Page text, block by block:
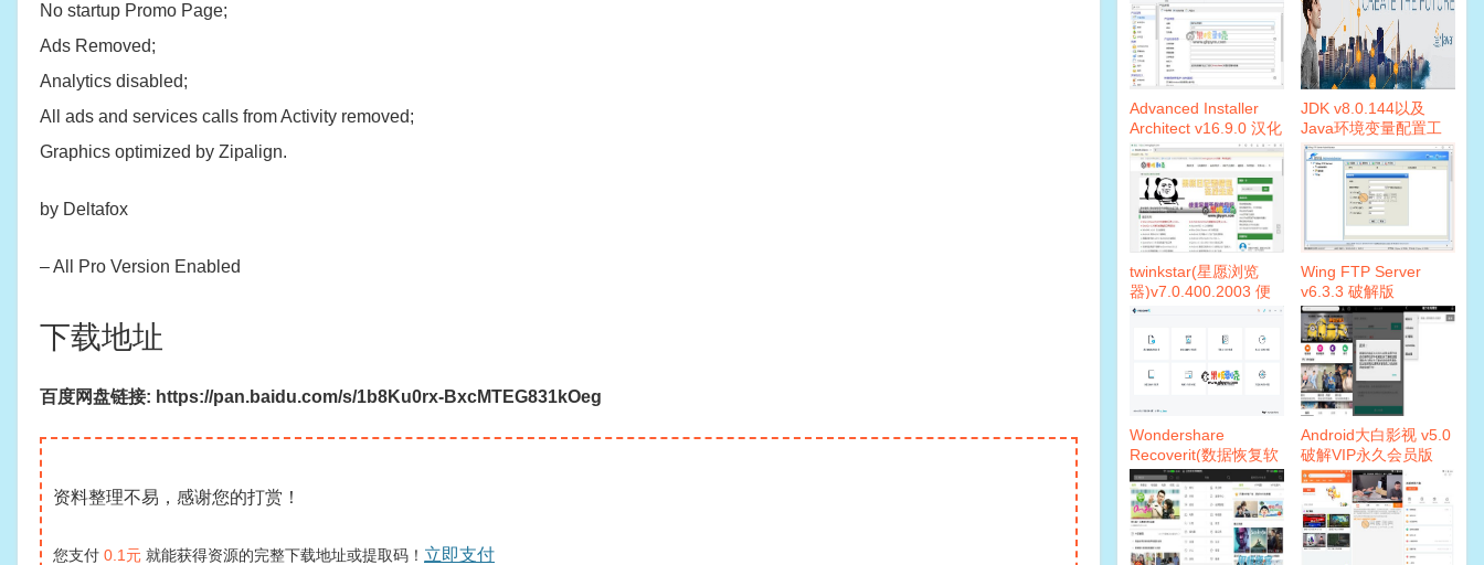
No startup Promo Page;
Ads Removed;
Analytics disabled;
All ads and services calls from Activity removed;
Graphics optimized by Zipalign.
by Deltafox
– All Pro Version Enabled
下载地址
百度网盘链接: https://pan.baidu.com/s/1b8Ku0rx-BxcMTEG831kOeg
资料整理不易，感谢您的打赏！
您支付 0.1元 就能获得资源的完整下载地址或提取码！ 立即支付
Advanced Installer
Architect v16.9.0 汉化
破解版
JDK v8.0.144以及
Java环境变量配置工
具
twinkstar(星愿浏览
器)v7.0.400.2003 便
携版
Wing FTP Server
v6.3.3 破解版
Wondershare
Recoverit(数据恢复软
件)v8.3.0.12 破解版
Android大白影视 v5.0
破解VIP永久会员版